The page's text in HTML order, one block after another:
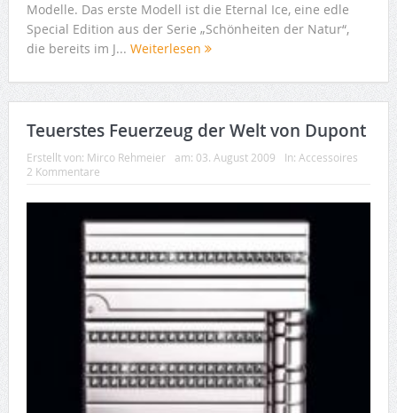
Modelle. Das erste Modell ist die Eternal Ice, eine edle
Special Edition aus der Serie „Schönheiten der Natur“,
die bereits im J... Weiterlesen
Teuerstes Feuerzeug der Welt von Dupont
Erstellt von: Mirco Rehmeier am: 03. August 2009 In: Accessoires
2 Kommentare